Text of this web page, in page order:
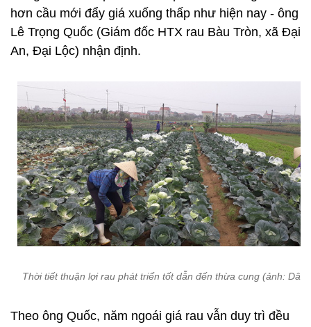
hơn cầu mới đẩy giá xuống thấp như hiện nay - ông
Lê Trọng Quốc (Giám đốc HTX rau Bàu Tròn, xã Đại
An, Đại Lộc) nhận định.
Thời tiết thuận lợi rau phát triển tốt dẫn đến thừa cung (ảnh: Dân
Theo ông Quốc, năm ngoái giá rau vẫn duy trì đều